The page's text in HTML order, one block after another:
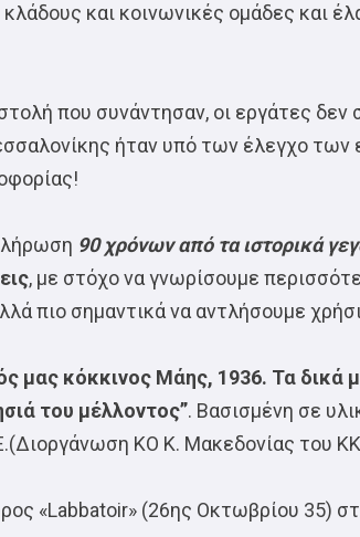
και κοινωνικές ομάδες και
που συνάντησαν, οι εργάτες δεν
ήταν υπό των έλεγχο
90 χρόνων από τα ιστορικά
, με στόχο να γνωρίσουμε
πιο σημαντικά να αντλήσουμε
μας κόκκινος Μάης, 1936. Τα δικά
του μέλλοντος”. Βασισμένη σε
ΚΟ Κ. Μακεδονίας του
«Labbatoir» (26ης Οκτωβρίου 35)